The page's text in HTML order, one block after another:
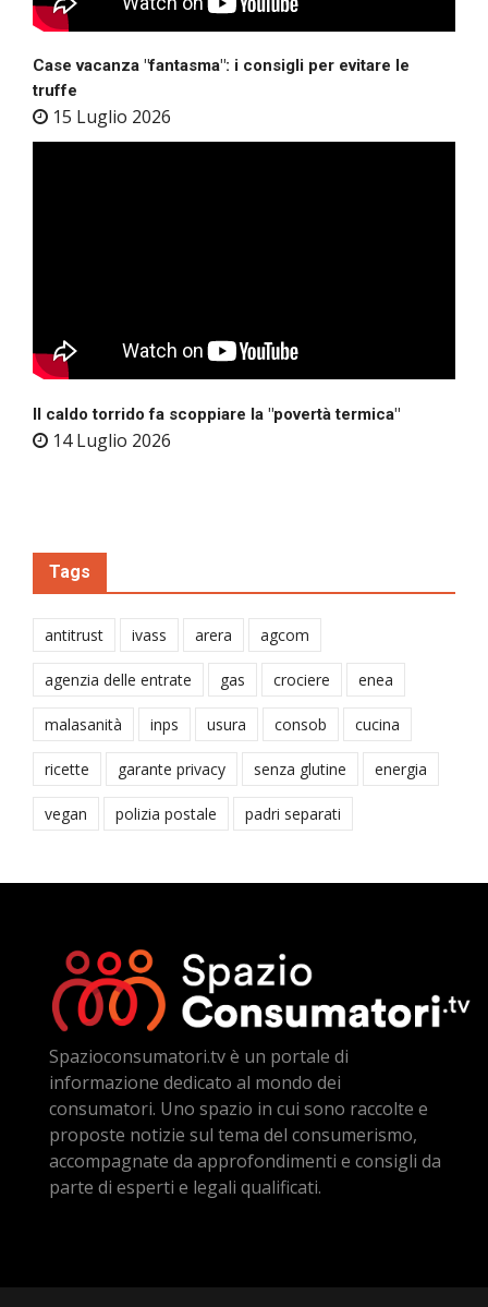
Case vacanza "fantasma": i consigli per evitare le
truffe
15 Luglio 2026
Il caldo torrido fa scoppiare la "povertà termica"
14 Luglio 2026
Tags
antitrust ivass arera agcom
agenzia delle entrate gas crociere enea
malasanità inps usura consob cucina
ricette garante privacy senza glutine energia
vegan polizia postale padri separati
Spazioconsumatori.tv è un portale di
informazione dedicato al mondo dei
consumatori. Uno spazio in cui sono raccolte e
proposte notizie sul tema del consumerismo,
accompagnate da approfondimenti e consigli da
parte di esperti e legali qualificati.